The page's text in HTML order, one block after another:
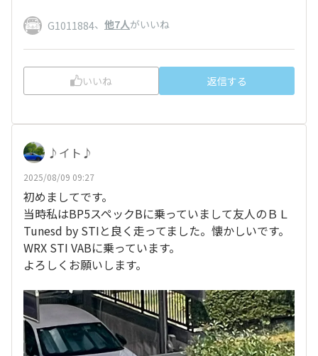
G1011884、 他7人がいいね
いいね 返信する
♪イト♪
2025/08/09 09:27
初めましてです。
当時私はBP5スペックBに乗っていまして友人のＢＬ
Tunesd by STIと良く走ってました。懐かしいです。
WRX STI VABに乗っています。
よろしくお願いします。